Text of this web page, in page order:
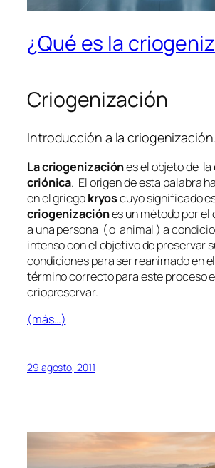
¿Qué es la
Criogenización
Introducción a la criogenización.
La criogenizaciónes el objeto de la
criónica. El origen de esta palabra
en el griegokryoscuyo significado
criogenizaciónes un método por el
a una persona ( o animal ) a
intenso con el objetivo de preservar
condiciones para ser reanimado en
término correcto para este proceso
criopreservar.
(más…)
29 agosto, 2011